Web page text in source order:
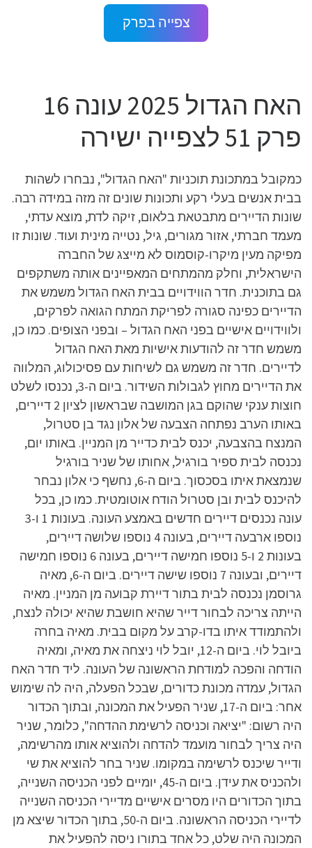
צפייה בפרק
האח הגדול 2025 עונה 16
פרק 51 לצפייה ישירה
כמקובל במתכונת תוכניות "האח הגדול", נבחרו לשהות
בבית אנשים בעלי רקע ותכונות שונים זה מזה במידה רבה.
שונות הדיירים מתבטאת בלאום, זיקה לדת, מוצא עדתי,
מעמד חברתי, אזור מגורים, גיל, נטייה מינית ועוד. שונות זו
מפיקה מעין מיקרו-קוסמוס לא מייצג של החברה
הישראלית, וחלק מהמתחים המאפיינים אותה משתקפים
גם בתוכנית. חדר הווידויים בבית האח הגדול משמש את
הדיירים כפינה סגורה לפריקת המתח הגואה לפרקים,
ולווידויים אישיים בפני האח הגדול – ובפני הצופים. כמו כן,
משמש חדר זה להודעות אישיות מאת האח הגדול
לדיירים. חדר זה משמש גם לשיחות עם פסיכולוג, המלווה
את הדיירים מחוץ לגבולות השידור. ביום ה-3, נכנסו לשלט
חוצות ענקי שהוקם בגן המושבה שבראשון לציון 2 דיירים,
באותו הערב נפתחה הצבעה של אלון נגד בן סטרול,
המנצח בהצבעה, יכנס לבית כדייר מן המניין. באותו יום,
נכנסה לבית ספיר בורגיל, אחותו של שניר בורגיל
שנמצאת איתו בסכסוך. ביום ה-6, נחשף כי אלון נבחר
להיכנס לבית ובן סטרול הודח אוטומטית. כמו כן, בכל
עונה נכנסים דיירים חדשים באמצע העונה. בעונות 1 ו-3
נוספו ארבעה דיירים, בעונה 4 נוספו שלושה דיירים,
בעונות 2 ו-5 נוספו חמישה דיירים, בעונה 6 נוספו חמישה
דיירים, ובעונה 7 נוספו שישה דיירים. ביום ה-6, מאיה
גרוסמן נכנסה לבית בתור דיירת קבועה מן המניין. מאיה
הייתה צריכה לבחור דייר שהיא חושבת שהיא יכולה לנצח,
ולהתמודד איתו בדו-קרב על מקום בבית. מאיה בחרה
ביובל לוי. ביום ה-12, יובל לוי ניצחה את מאיה, ומאיה
הודחה והפכה למודחת הראשונה של העונה. ליד חדר האח
הגדול, עמדה מכונת כדורים, שבכל הפעלה, היה לה שימוש
אחר: ביום ה-17, שניר הפעיל את המכונה, ובתוך הכדור
היה רשום: "יציאה וכניסה לרשימת ההדחה", כלומר, שניר
היה צריך לבחור מועמד להדחה ולהוציא אותו מהרשימה,
ודייר שיכנס לרשימה במקומו. שניר בחר להוציא את שי
ולהכניס את עידן. ביום ה-45, יומיים לפני הכניסה השנייה,
בתוך הכדורים היו מסרים אישיים מדיירי הכניסה השנייה
לדיירי הכניסה הראשונה. ביום ה-50, בתוך הכדור שיצא מן
המכונה היה שלט, כל אחד בתורו ניסה להפעיל את